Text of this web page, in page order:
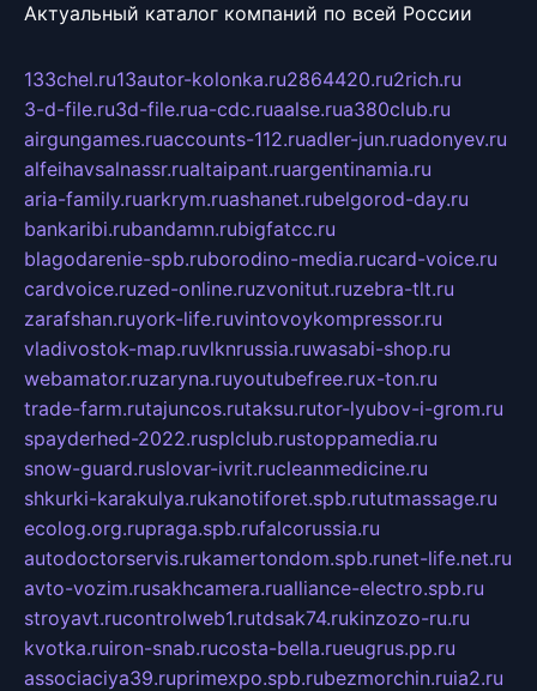
Актуальный каталог компаний по всей России
133chel.ru13autor-kolonka.ru2864420.ru2rich.ru
3-d-file.ru3d-file.rua-cdc.ruaalse.rua380club.ru
airgungames.ruaccounts-112.ruadler-jun.ruadonyev.ru
alfeihavsalnassr.rualtaipant.ruargentinamia.ru
aria-family.ruarkrym.ruashanet.rubelgorod-day.ru
bankaribi.rubandamn.rubigfatcc.ru
blagodarenie-spb.ruborodino-media.rucard-voice.ru
cardvoice.ruzed-online.ruzvonitut.ruzebra-tlt.ru
zarafshan.ruyork-life.ruvintovoykompressor.ru
vladivostok-map.ruvlknrussia.ruwasabi-shop.ru
webamator.ruzaryna.ruyoutubefree.rux-ton.ru
trade-farm.rutajuncos.rutaksu.rutor-lyubov-i-grom.ru
spayderhed-2022.rusplclub.rustoppamedia.ru
snow-guard.ruslovar-ivrit.rucleanmedicine.ru
shkurki-karakulya.rukanotiforet.spb.rututmassage.ru
ecolog.org.rupraga.spb.rufalcorussia.ru
autodoctorservis.rukamertondom.spb.runet-life.net.ru
avto-vozim.rusakhcamera.rualliance-electro.spb.ru
stroyavt.rucontrolweb1.rutdsak74.rukinzozo-ru.ru
kvotka.ruiron-snab.rucosta-bella.rueugrus.pp.ru
associaciya39.ruprimexpo.spb.rubezmorchin.ruia2.ru